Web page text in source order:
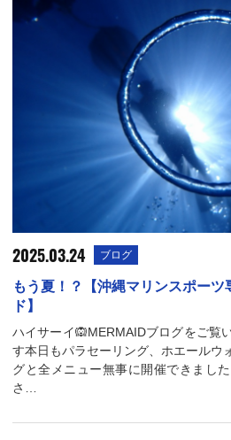
2025.03.24 ブログ
もう夏！？【沖縄マリンスポー
ド】
ハイサーイ🙉MERMAIDブログをご覧
す本日もパラセーリング、ホエールウ
グと全メニュー無事に開催できまし
さ…